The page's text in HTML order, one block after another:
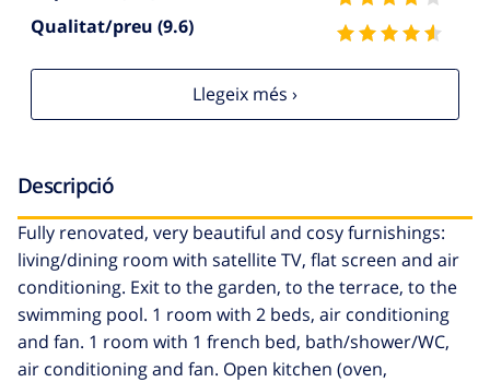
Qualitat/preu (9.6)
Llegeix més ›
Descripció
Fully renovated, very beautiful and cosy furnishings:
living/dining room with satellite TV, flat screen and air
conditioning. Exit to the garden, to the terrace, to the
swimming pool. 1 room with 2 beds, air conditioning
and fan. 1 room with 1 french bed, bath/shower/WC,
air conditioning and fan. Open kitchen (oven,